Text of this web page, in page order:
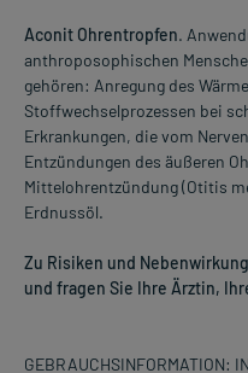
Aconit Ohrentropfen.
anthroposophischen
gehören: Anregung des
Stoffwechselprozessen bei
Erkrankungen, die vom
Entzündungen des äußeren
Mittelohrentzündung (Otitis
Erdnussöl.
Zu Risiken und
und fragen Sie Ihre Ärztin,
GEBRAUCHSINFORMATION: